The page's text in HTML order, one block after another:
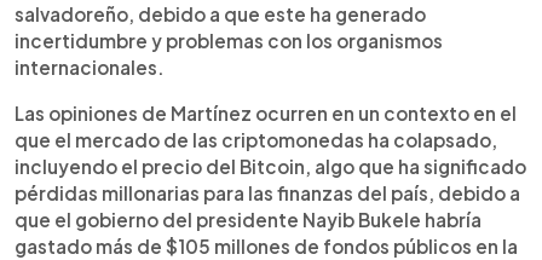
salvadoreño, debido a que este ha generado
incertidumbre y problemas con los organismos
internacionales.
Las opiniones de Martínez ocurren en un contexto en el
que el mercado de las criptomonedas ha colapsado,
incluyendo el precio del Bitcoin, algo que ha significado
pérdidas millonarias para las finanzas del país, debido a
que el gobierno del presidente Nayib Bukele habría
gastado más de $105 millones de fondos públicos en la